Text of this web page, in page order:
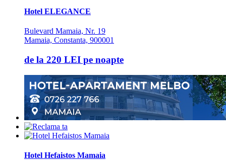
Sanie cu cai
Scaun bebelus
Schimb valutar
Semineu
Spalatorie
Terasa
Teren de sport
Transport auto
Hotel ELEGANCE
Bulevard Mamaia, Nr. 19
Mamaia, Constanta, 900001
de la 220 LEI pe noapte
Hotel Hefaistos Mamaia